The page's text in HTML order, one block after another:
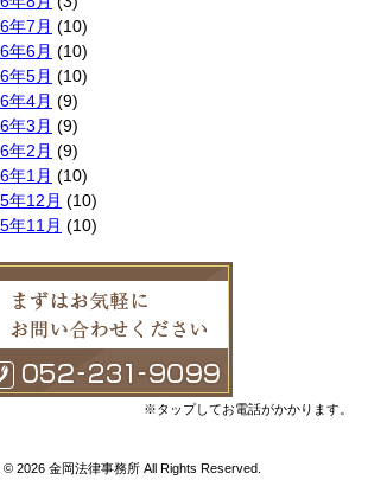
年7月 (10)
年6月 (10)
年5月 (10)
年4月 (9)
年3月 (9)
年2月 (9)
年1月 (10)
年12月 (10)
年11月 (10)
年8月(9)
年7月(10)
年6月(10)
年5月(10)
年4月(10)
年1月(8)
※タップしてお電話がかかります。
© 2026 金岡法律事務所 All Rights Reserved.